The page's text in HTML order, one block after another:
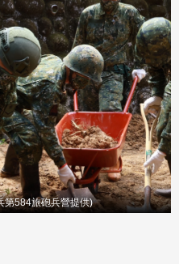
第584旅砲兵營提供)